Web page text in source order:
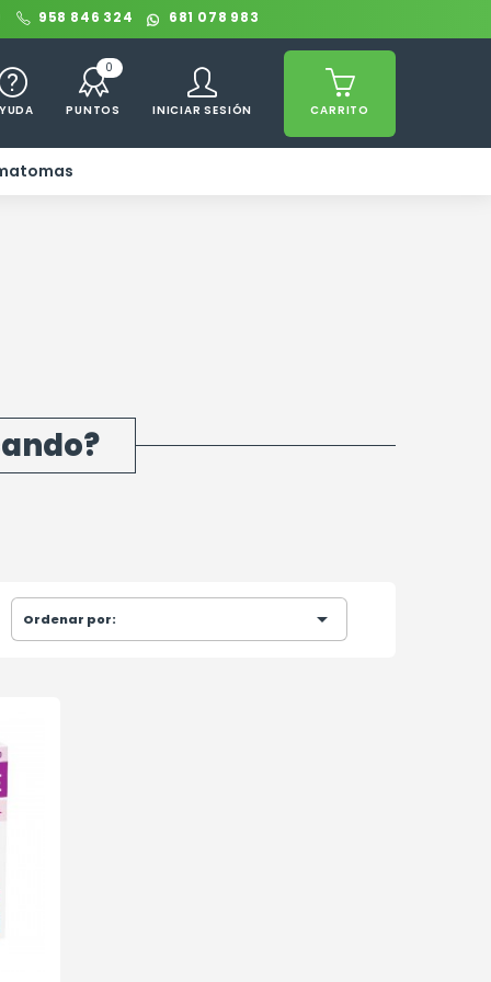
958 846 324 681 078 983
0
PUNTOS INICIAR SESIÓN CARRITO
Ordenar por: 